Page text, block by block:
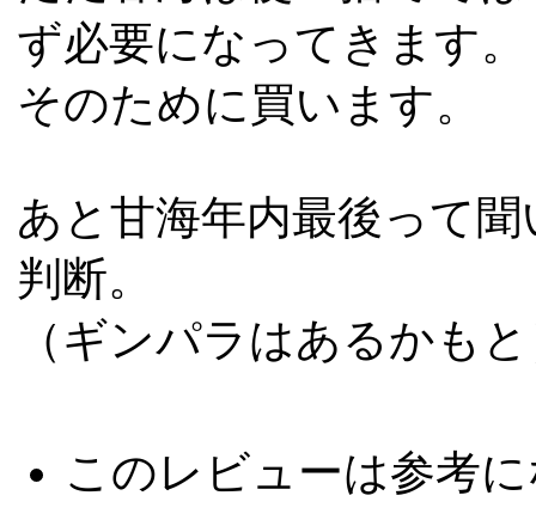
ず必要になってきます。
そのために買います。
あと甘海年内最後って
判断。
（ギンパラはあるかも
このレビューは参考